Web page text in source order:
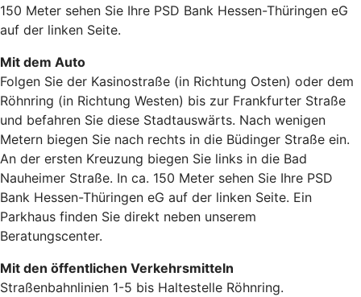
150 Meter sehen Sie Ihre PSD Bank Hessen-Thüringen eG
auf der linken Seite.
Mit dem Auto
Folgen Sie der Kasinostraße (in Richtung Osten) oder dem
Röhnring (in Richtung Westen) bis zur Frankfurter Straße
und befahren Sie diese Stadtauswärts. Nach wenigen
Metern biegen Sie nach rechts in die Büdinger Straße ein.
An der ersten Kreuzung biegen Sie links in die Bad
Nauheimer Straße. In ca. 150 Meter sehen Sie Ihre PSD
Bank Hessen-Thüringen eG auf der linken Seite. Ein
Parkhaus finden Sie direkt neben unserem
Beratungscenter.
Mit den öffentlichen Verkehrsmitteln
Straßenbahnlinien 1-5 bis Haltestelle Röhnring.